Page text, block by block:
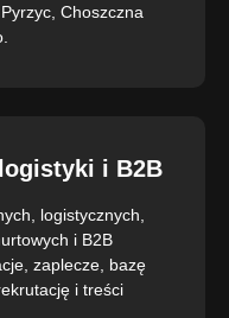
Choszczna
i B2B
logistycznych,
i B2B
zaplecze, bazę
i treści